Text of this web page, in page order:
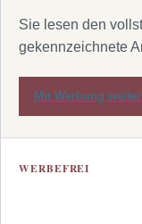
Sie lesen den
gekennzeichnete
Mit Werbung
WERBEFREI